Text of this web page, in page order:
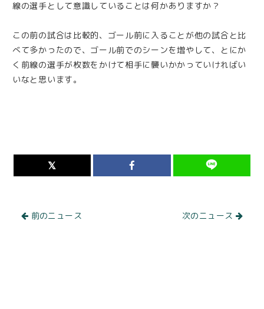
線の選手として意識していることは何かありますか？
この前の試合は比較的、ゴール前に入ることが他の試合と比
べて多かったので、ゴール前でのシーンを増やして、とにか
く前線の選手が枚数をかけて相手に襲いかかっていければい
いなと思います。
前のニュース 次のニュース